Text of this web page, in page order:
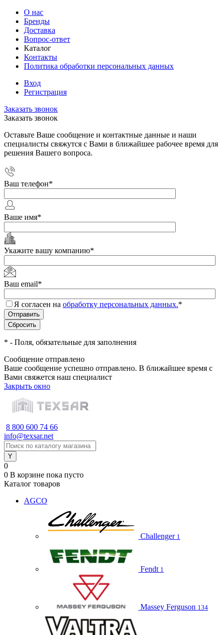
О нас
Бренды
Доставка
Вопрос-ответ
Каталог
Контакты
Политика обработки персональных данных
Вход
Регистрация
Заказать звонок
Заказать звонок
Оставьте Ваше сообщение и контактные данные и наши
специалисты свяжутся с Вами в ближайшее рабочее время для
решения Вашего вопроса.
Ваш телефон*
Ваше имя*
Укажите вашу компанию*
Ваш email*
Я согласен на обработку персональных данных.*
* - Поля, обязательные для заполнения
Сообщение отправлено
Ваше сообщение успешно отправлено. В ближайшее время с
Вами свяжется наш специалист
Закрыть окно
8 800 600 74 66
info@texsar.net
0
0 В корзине пока пусто
Каталог товаров
AGCO
Challenger 1
Fendt 1
Massey Ferguson 134